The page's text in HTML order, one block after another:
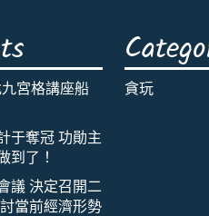
宮格講座船
于奪冠 功勛主
到了！
議 決定召開二
當前經濟形勢
貪玩